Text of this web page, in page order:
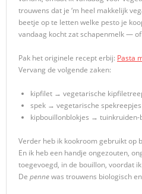
trouwens dat je ‘m heel makkelijk
beetje op te letten welke pesto je
vandaag kocht zat schapenmelk —
Pak het originele recept erbij: Pasta
Vervang de volgende zaken:
kipfilet → vegetarische
spek → vegetarische spekreepjes
kipbouillonblokjes → tuinkruiden-
Verder heb ik kookroom gebruikt op
En ik heb een handje ongezouten,
toegevoegd, in de bouillon, voordat
De pennewas trouwens biologisch